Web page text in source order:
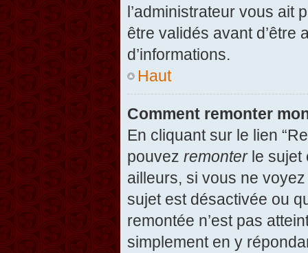
l’administrateur vous ait
être validés avant d’être
d’informations.
Haut
Comment remonter
En cliquant sur le lien
pouvez remonterle sujet
ailleurs, si vous ne
sujet est désactivée ou
remontée n’est pas
simplement en y